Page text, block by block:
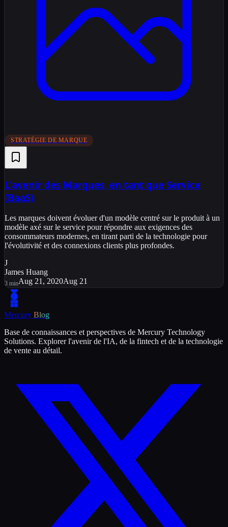
STRATÉGIE DE MARQUE
L'avenir des Marques, en tant que Service
(BaaS)
Les marques doivent évoluer d'un modèle centré sur le produit à un
modèle axé sur le service pour répondre aux exigences des
consommateurs modernes, en tirant parti de la technologie pour
l'évolutivité et des connexions clients plus profondes.
J
James Huang
3 minAug 21, 2020Aug 21
Mercury Blog
Base de connaissances et perspectives de Mercury Technology
Solutions. Explorer l'avenir de l'IA, de la fintech et de la technologie
de vente au détail.